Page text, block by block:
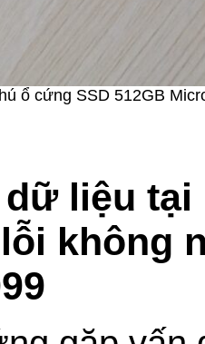
ổ cứng SSD 512GB
liệu tại
không